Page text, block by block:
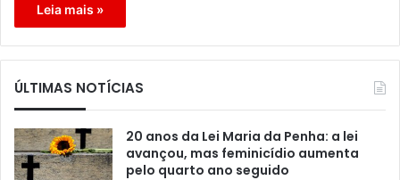
Leia mais »
ÚLTIMAS NOTÍCIAS
20 anos da Lei Maria da Penha: a lei
avançou, mas feminicídio aumenta
pelo quarto ano seguido